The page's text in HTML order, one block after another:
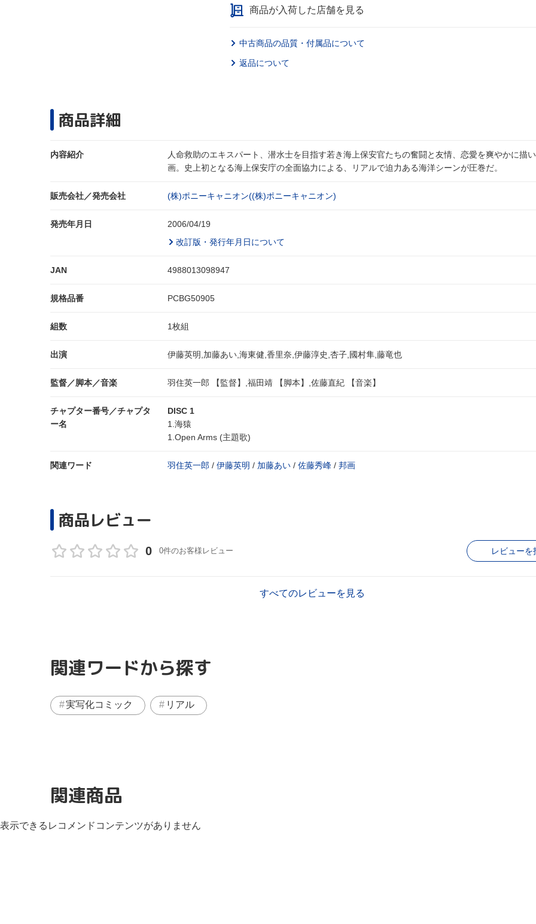
商品が入荷した店舗を見る
中古商品の品質・付属品について
返品について
商品詳細
内容紹介
人命救助のエキスパート、潜水士を目指す若き海上保安官たちの奮闘と友情、恋愛を爽やかに描
画。史上初となる海上保安庁の全面協力による、リアルで迫力ある海洋シーンが圧巻だ。
販売会社／発売会社 (株)ポニーキャニオン((株)ポニーキャニオン)
発売年月日
2006/04/19
改訂版・発行年月日について
JAN 4988013098947
規格品番 PCBG50905
組数 1枚組
出演 伊藤英明,加藤あい,海東健,香里奈,伊藤淳史,杏子,國村隼,藤竜也
監督／脚本／音楽 羽住英一郎 【監督】,福田靖 【脚本】,佐藤直紀 【音楽】
チャプター番号／チャプタ
ー名
DISC 1
1.海猿
1.Open Arms (主題歌)
関連ワード 羽住英一郎 / 伊藤英明 / 加藤あい / 佐藤秀峰 / 邦画
商品レビュー
0 0件のお客様レビュー レビューを
すべてのレビューを見る
関連ワードから探す
実写化コミック リアル
関連商品
表示できるレコメンドコンテンツがありません